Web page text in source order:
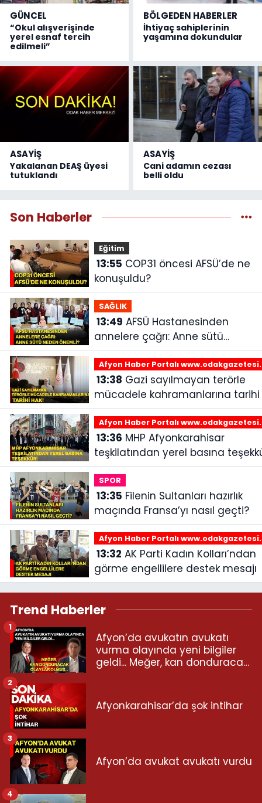
GÜNCEL
“Okul alışverişinde
yerel esnaf tercih
edilmeli”
BÖLGEDEN HABERLER
İhtiyaç sahiplerinin
yaşamına dokundular
ASAYİŞ
Yakalanan DEAŞ üyesi
tutuklandı
ASAYİŞ
Cani adamın cezası
belli oldu
Son Haberler
Eğitim
13:55
konuşuldu?
SAĞLIK
13:49
annelere çağrı: Anne sütü
neden önemli?
Afyon Haber Portalı
13:38
mücadele kahramanlarına tarihi
Afyon Haber Portalı
13:36
teşkilatından yerel basına
SPOR
13:35
maçında Fransa’yı nasıl geçti?
Afyon Haber Portalı
13:32
görme engellilere destek mesajı
Trend Haberler
Afyon’da avukatın avukatı
vurma olayında yeni bilgiler
geldi... Meğer, kan donduracak
1
Afyonkarahisar’da şok intihar
2
Afyon’da avukat avukatı vurdu
3
4